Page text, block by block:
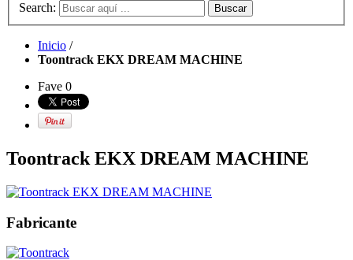
Search: Buscar
Inicio /
Toontrack EKX DREAM MACHINE
Fave 0
Toontrack EKX DREAM MACHINE
Fabricante